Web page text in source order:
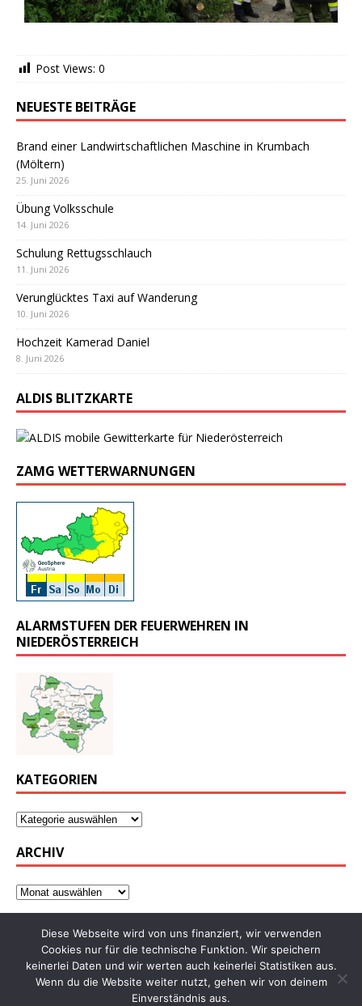
Post Views: 0
NEUESTE BEITRÄGE
Brand einer Landwirtschaftlichen Maschine in Krumbach
(Möltern)
25. Juni 2026
Übung Volksschule
14. Juni 2026
Schulung Rettugsschlauch
11. Juni 2026
Verunglücktes Taxi auf Wanderung
10. Juni 2026
Hochzeit Kamerad Daniel
8. Juni 2026
ALDIS BLITZKARTE
ZAMG WETTERWARNUNGEN
ALARMSTUFEN DER FEUERWEHREN IN
NIEDERÖSTERREICH
KATEGORIEN
ARCHIV
Diese Webseite wird von uns finanziert, wir verwenden
Cookies nur für die technische Funktion. Wir speichern
keinerlei Daten und wir werten auch keinerlei Statistiken aus.
Wenn du die Website weiter nutzt, gehen wir von deinem
Einverständnis aus.